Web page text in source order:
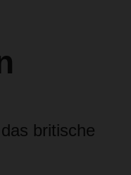
britische